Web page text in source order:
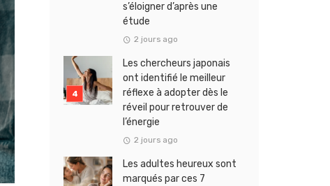
s’éloigner d’après une
étude
2 jours ago
Les chercheurs japonais
ont identifié le meilleur
réflexe à adopter dès le
réveil pour retrouver de
l’énergie
2 jours ago
Les adultes heureux sont
marqués par ces 7